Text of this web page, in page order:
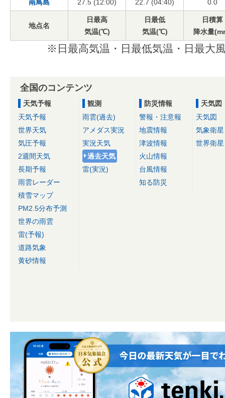
南鳥島 27.5 (12:00) 22.7 (04:40) 0.0
地点名
日最高
気温(℃)
日最低
気温(℃)
日積算
降水量
※日最高気温・日最低気温・日最大
全国のコンテンツ
天気予報
天気予報
世界天気
気圧予報
2週間天気
長期予報
雨雲レーダー
積雪マップ
PM2.5分布予測
世界の雨雲
雷(予報)
道路気象
黄砂情報
観測
雨雲(過去)
アメダス実況
実況天気
過去天気
雷(実況)
防災情報
警報・注意報
地震情報
津波情報
火山情報
台風情報
知る防災
天気図
天気図
気象衛星
世界衛星